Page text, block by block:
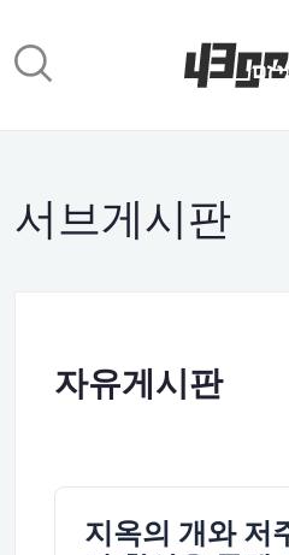
서브게시판
자유게시판
지옥의 개와 저